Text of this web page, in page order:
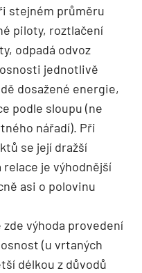
stejném průměru
piloty, roztlačení
odpadá odvoz
jednotlivě
do­sažené energie,
podle sloupu (ne
nářadí). Při
se její dražší
je výhodnější
asi o polovinu
výhoda provedení
(u vrtaných
délkou z důvodů